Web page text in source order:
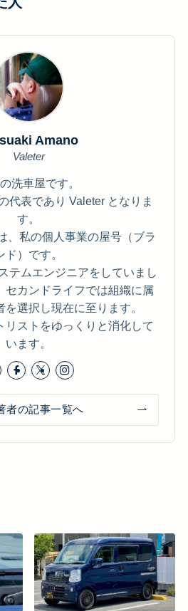
Amano
Valeter
洗車屋です。
代表であり Valeter となりま
す。
、私の個人事業の屋号（ブラ
ド）です。
テムエンジニアをしていまし
セカンドライフでは組織に属
選択し現在に至ります。
リストをゆっくりと消化して
います。
者の記事一覧へ